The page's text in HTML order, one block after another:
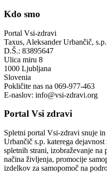
Kdo smo
Portal Vsi-zdravi
Taxus, Aleksander Urbančič, s.p.
D.Š.: 83895647
Ulica miru 8
1000 Ljubljana
Slovenia
Pokličite nas na 069-977-463
E-naslov: info@vsi-zdravi.org
Portal Vsi zdravi
Spletni portal Vsi-zdravi snuje
Urbančič s.p. katerega
spletnih strani, izobraževanje na
načina življenja, promocije
izdelkov za samopomoč na